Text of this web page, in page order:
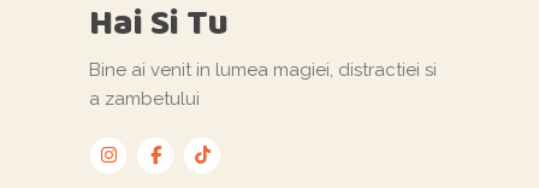
Hai Si Tu
Bine ai venit in lumea magiei, distractiei si
a zambetului